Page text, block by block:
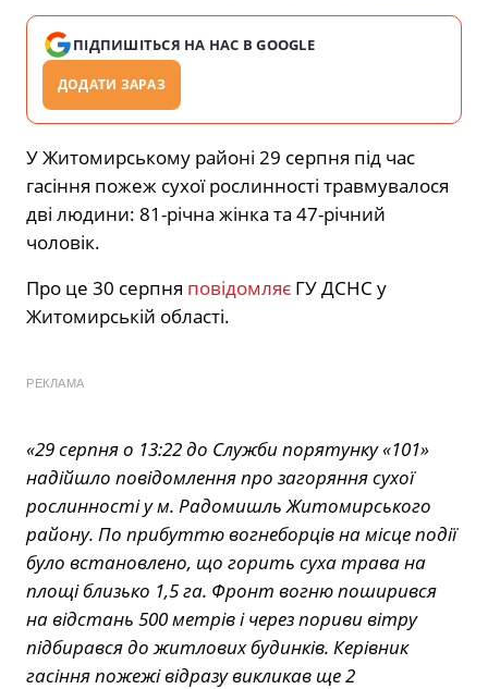
ПІДПИШІТЬСЯ НА НАС В GOOGLE
ДОДАТИ ЗАРАЗ
У Житомирському районі 29 серпня під час
гасіння пожеж сухої рослинності травмувалося
дві людини: 81-річна жінка та 47-річний
чоловік.
Про це 30 серпня повідомляє ГУ ДСНС у
Житомирській області.
РЕКЛАМА
«29 серпня о 13:22 до Служби порятунку «101»
надійшло повідомлення про загоряння сухої
рослинності у м. Радомишль Житомирського
району. По прибуттю вогнеборців на місце події
було встановлено, що горить суха трава на
площі близько 1,5 га. Фронт вогню поширився
на відстань 500 метрів і через пориви вітру
підбирався до житлових будинків. Керівник
гасіння пожежі відразу викликав ще 2